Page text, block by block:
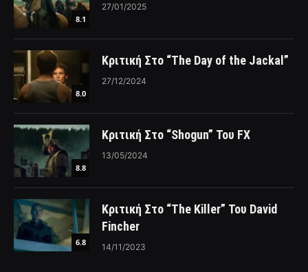
8.1
27/01/2025
8.0
Κριτική Στο “The Day of the Jackal”
27/12/2024
8.8
Κριτική Στο “Shogun” Του FX
13/05/2024
6.8
Κριτική Στο “The Killer” Του David
Fincher
14/11/2023